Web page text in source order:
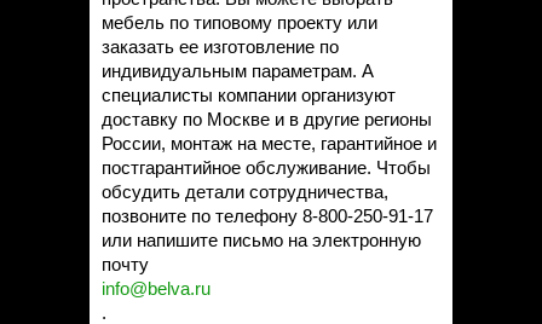
мебель по типовому проекту или
заказать ее изготовление по
индивидуальным параметрам. А
специалисты компании организуют
доставку по Москве и в другие регионы
России, монтаж на месте, гарантийное и
постгарантийное обслуживание. Чтобы
обсудить детали сотрудничества,
позвоните по телефону 8-800-250-91-17
или напишите письмо на электронную
почту
info@belva.ru
.